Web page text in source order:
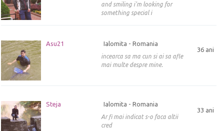
and smiling i'm looking for
something special i
Asu21
36 ani
Ialomita - Romania
incearca sa ma cun si ai sa afle
mai multe despre mine.
Steja
33 ani
Ialomita - Romania
Ar fi mai indicat s-o faca altii
cred